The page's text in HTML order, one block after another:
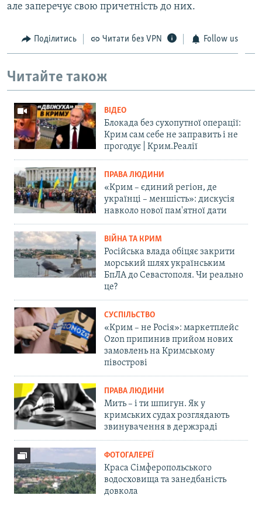
але заперечує свою причетність до них.
Поділитись Читати без VPN Follow us
Читайте також
ВІДЕО
Блокада без сухопутної операції:
Крим сам себе не заправить і не
прогодує | Крим.Реалії
ПРАВА ЛЮДИНИ
«Крим – єдиний регіон, де
українці – меншість»: дискусія
навколо нової пам'ятної дати
ВІЙНА ТА КРИМ
Російська влада обіцяє закрити
морський шлях українським
БпЛА до Севастополя. Чи реально
це?
СУСПІЛЬСТВО
«Крим – не Росія»: маркетплейс
Ozon припинив прийом нових
замовлень на Кримському
півострові
ПРАВА ЛЮДИНИ
Мить – і ти шпигун. Як у
кримських судах розглядають
звинувачення в держзраді
ФОТОГАЛЕРЕЇ
Краса Сімферопольського
водосховища та занедбаність
довкола